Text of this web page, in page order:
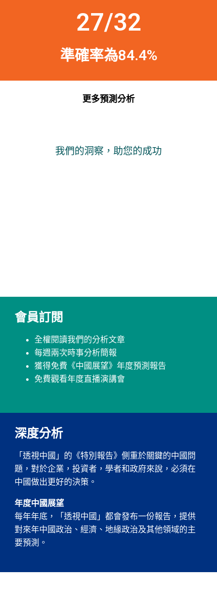
27/32
準確率為84.4%
更多預測分析
我們的洞察，助您的成功
會員訂閱
全權閱讀我們的分析文章
每週兩次時事分析簡報
獲得免費《中國展望》年度預測報告
免費觀看年度直播演講會
深度分析
「透視中國」的《特別報告》側重於關鍵的中國問
題，對於企業，投資者，學者和政府來說，必須在
中國做出更好的決策。
年度中國展望
每年年底，「透視中國」都會發布一份報告，提供
對來年中國政治、經濟、地緣政治及其他領域的主
要預測。